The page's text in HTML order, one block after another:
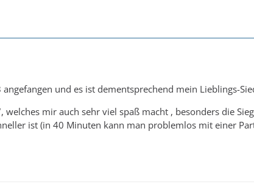
und es ist dementsprechend mein Lieblings-
welches mir auch sehr viel spaß macht , besonders die
ist (in 40 Minuten kann man problemlos mit einer